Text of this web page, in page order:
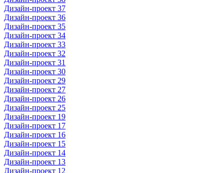
Дизайн-проект 37
Дизайн-проект 36
Дизайн-проект 35
Дизайн-проект 34
Дизайн-проект 33
Дизайн-проект 32
Дизайн-проект 31
Дизайн-проект 30
Дизайн-проект 29
Дизайн-проект 27
Дизайн-проект 26
Дизайн-проект 25
Дизайн-проект 19
Дизайн-проект 17
Дизайн-проект 16
Дизайн-проект 15
Дизайн-проект 14
Дизайн-проект 13
Дизайн-проект 12